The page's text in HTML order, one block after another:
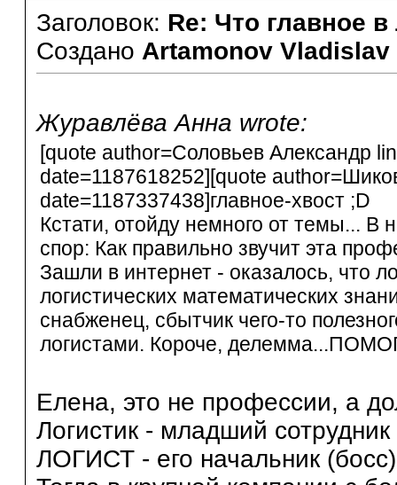
Заголовок: Re: Что главное в
Создано Artamonov Vladislav
Журавлёва Анна wrote:
[quote author=Соловьев Александр
date=1187618252][quote
date=1187337438]главное-хвост ;D
Кстати, отойду немного от темы... В
спор: Как правильно звучит эта
Зашли в интернет - оказалось, что
логистических математических
снабженец, сбытчик чего-то
логистами. Короче,
Елена, это не профессии, а
Логистик - младший
ЛОГИСТ - его начальник